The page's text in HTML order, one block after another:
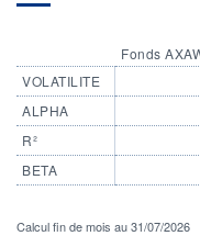
VOLATILITE
ALPHA
R²
BETA
Fonds
Calcul fin de mois au 31/07/2026